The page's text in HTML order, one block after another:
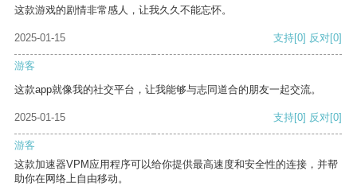
这款游戏的剧情非常感人，让我久久不能忘怀。
2025-01-15 支持[0] 反对[0]
游客
这款app就像我的社交平台，让我能够与志同道合的朋友一起交流。
2025-01-15 支持[0] 反对[0]
游客
这款加速器VPM应用程序可以给你提供最高速度和安全性的连接，并帮
助你在网络上自由移动。